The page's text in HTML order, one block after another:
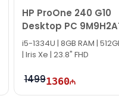
HP ProOne 240 G10
Desktop PC
i5-1334U | 8GB RAM |
| Iris Xe | 23.8" FHD
14991360